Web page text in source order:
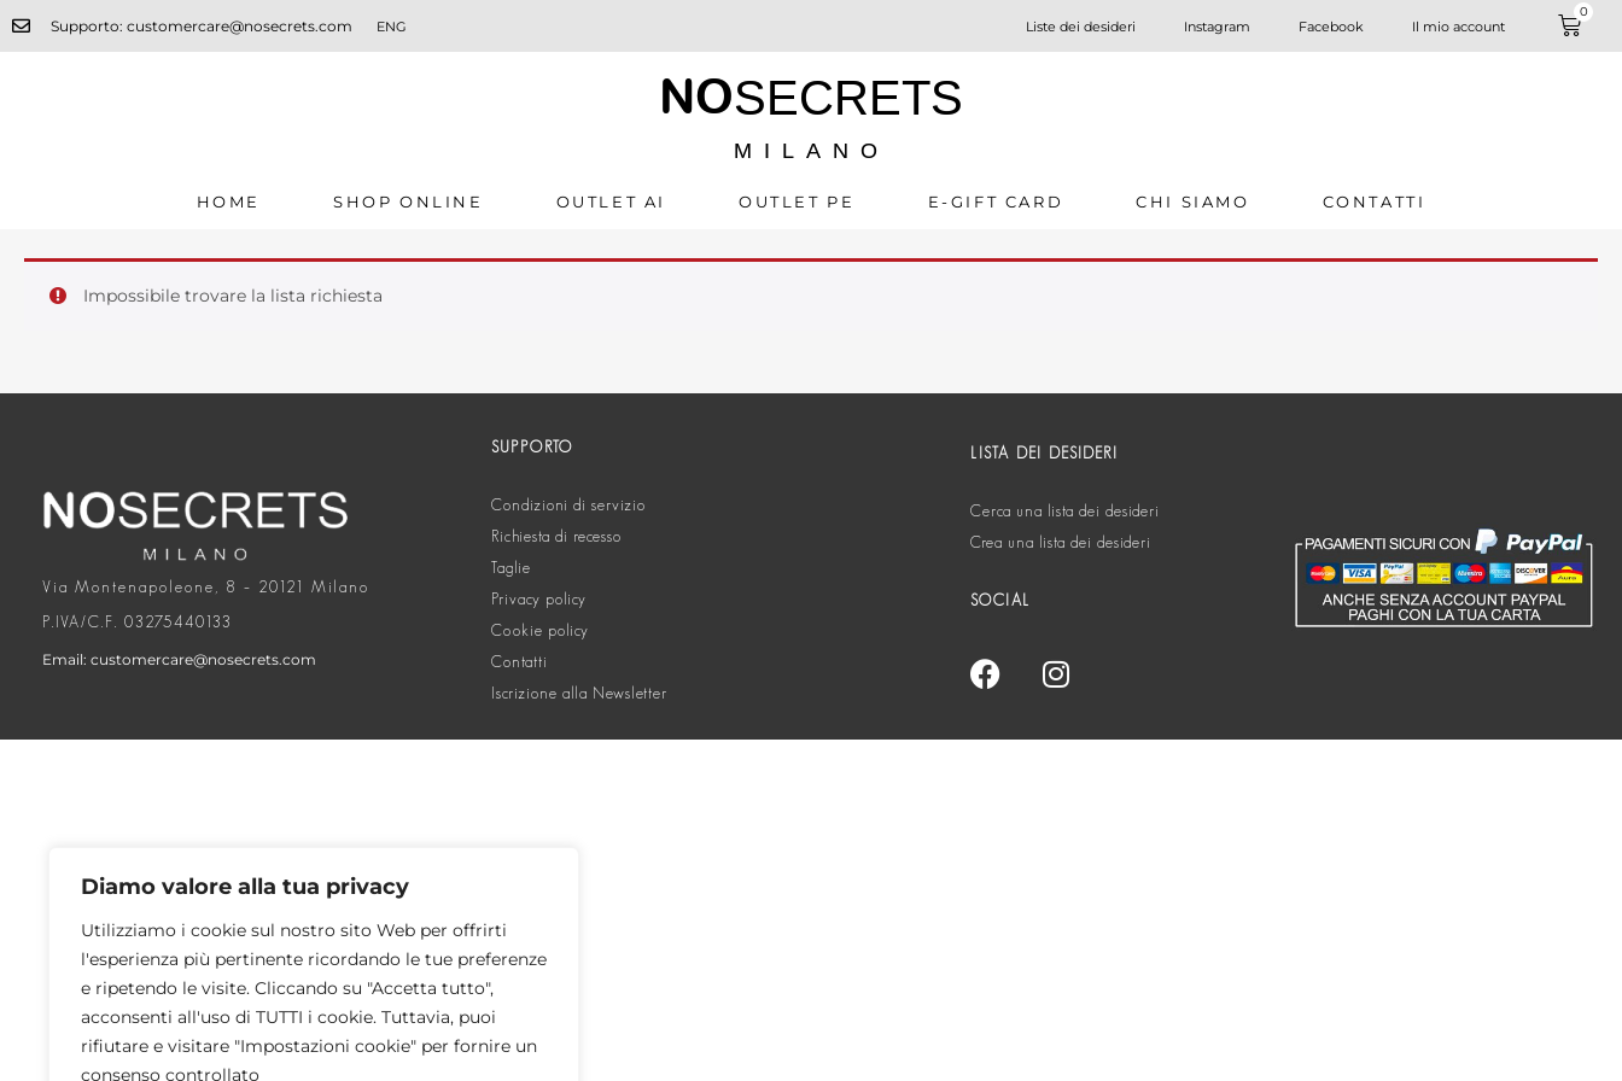
Diamo valore alla tua privacy
Utilizziamo i cookie sul nostro sito Web per offrirti
l'esperienza più pertinente ricordando le tue preferenze
e ripetendo le visite. Cliccando su "Accetta tutto",
acconsenti all'uso di TUTTI i cookie. Tuttavia, puoi
rifiutare e visitare "Impostazioni cookie" per fornire un
consenso controllato
Supporto: customercare@nosecrets.com ENG Liste dei desideri Instagram Facebook Il mio account
0
NOSECRETS
MILANO
HOME SHOP ONLINE OUTLET AI OUTLET PE E-GIFT CARD CHI SIAMO CONTATTI
Impossibile trovare la lista richiesta
Via Montenapoleone, 8 – 20121 Milano
P.IVA/C.F. 03275440133
Email: customercare@nosecrets.com
SUPPORTO
Condizioni di servizio
Richiesta di recesso
Taglie
Privacy policy
Cookie policy
Contatti
Iscrizione alla Newsletter
LISTA DEI DESIDERI
Cerca una lista dei desideri
Crea una lista dei desideri
SOCIAL